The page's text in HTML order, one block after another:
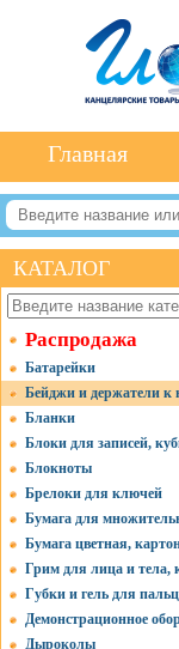
Главная
КАТАЛОГ
Распродажа
Батарейки
Бейджи и держатели к
Бланки
Блоки для записей,
Блокноты
Брелоки для ключей
Бумага для
Бумага цветная,
Грим для лица и тела,
Губки и гель для
Демонстрационное
Дыроколы